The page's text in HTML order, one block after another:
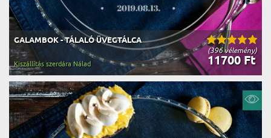
(396 vélemény)
GALAMBOK - TÁLALÓ ÜVEGTÁLCA
11700 Ft
Kiszállítás szerdára Nálad